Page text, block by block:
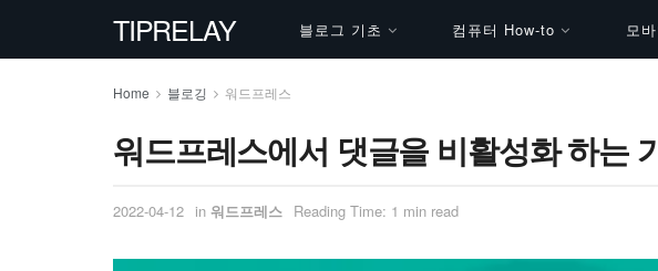
TIPRELAY 블로그 기초 컴퓨터 How-to 모
Home 블로깅 워드프레스
워드프레스에서 댓글을 비활성화 하는
2022-04-12 in 워드프레스 Reading Time: 1 min read